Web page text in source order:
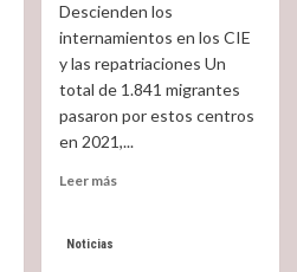
Descienden los
internamientos en los CIE
y las repatriaciones Un
total de 1.841 migrantes
pasaron por estos centros
en 2021,...
Leer másRead
Noticias